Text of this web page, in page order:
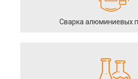
Сварка алюминиевых